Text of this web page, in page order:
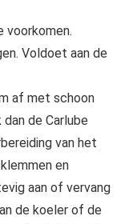
voorkomen.
Voldoet aan de
af met schoon
de Carlube
van het
en
aan of vervang
de koeler of de